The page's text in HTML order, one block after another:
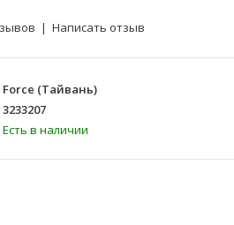
| Написать отзыв
Force (Тайвань)
3233207
Есть в наличии